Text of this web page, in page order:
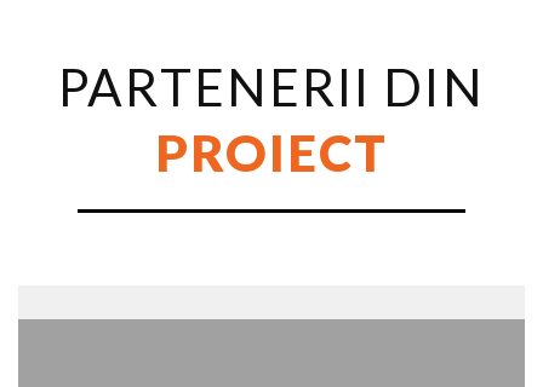
PARTENERII DIN
PROIECT